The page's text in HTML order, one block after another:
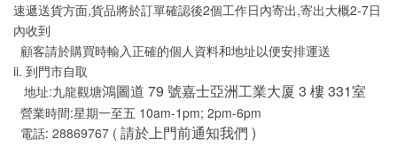
速遞送貨方面,貨品將於訂單確認後2個工作日內寄出,寄出大概2-7日
內收到
顧客請於購買時輸入正確的個人資料和地址以便安排運送
ii. 到門市自取
地址:九龍觀塘鴻圖道 79 號嘉士亞洲工業大厦 3 樓 331室
營業時間:星期一至五 10am-1pm; 2pm-6pm
電話: 28869767 ( 請於上門前通知我們 )